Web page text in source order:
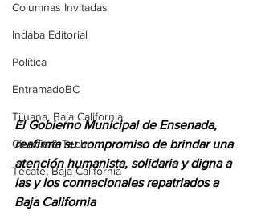
Columnas Invitadas
Indaba Editorial
Política
EntramadoBC
Tijuana, Baja California
Ciencia & Tech
Tecate, Baja California
El Gobierno Municipal de Ensenada,
reafirma su compromiso de brindar una
atención humanista, solidaria y digna a
las y los connacionales repatriados a
Baja California